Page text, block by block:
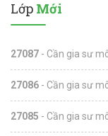
Lớp Mới
27087 - Cần gia sư
27086 - Cần gia sư
27085 - Cần gia sư